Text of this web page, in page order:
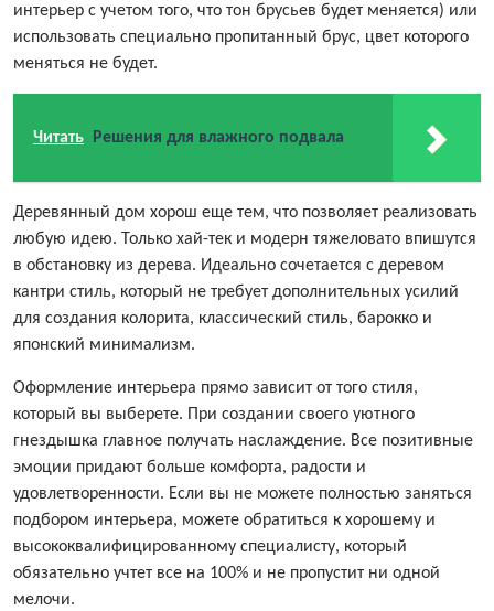
интерьер с учетом того, что тон брусьев будет меняется) или
использовать специально пропитанный брус, цвет которого
меняться не будет.
Читать Решения для влажного подвала
Деревянный дом хорош еще тем, что позволяет реализовать
любую идею. Только хай-тек и модерн тяжеловато впишутся
в обстановку из дерева. Идеально сочетается с деревом
кантри стиль, который не требует дополнительных усилий
для создания колорита, классический стиль, барокко и
японский минимализм.
Оформление интерьера прямо зависит от того стиля,
который вы выберете. При создании своего уютного
гнездышка главное получать наслаждение. Все позитивные
эмоции придают больше комфорта, радости и
удовлетворенности. Если вы не можете полностью заняться
подбором интерьера, можете обратиться к хорошему и
высококвалифицированному специалисту, который
обязательно учтет все на 100% и не пропустит ни одной
мелочи.